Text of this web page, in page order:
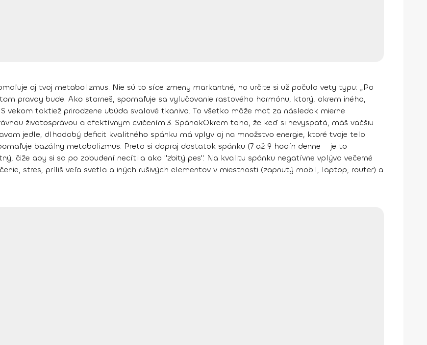
aj tvoj metabolizmus. Nie sú to síce zmeny markantné, no určite si už počula vety typu: „Po
pravdy bude. Ako starneš, spomaľuje sa vylučovanie rastového hormónu, ktorý, okrem iného,
vekom taktiež prirodzene ubúda svalové tkanivo. To všetko môže mať za následok mierne
životosprávou a efektívnym cvičením.3. SpánokOkrem toho, že keď si nevyspatá, máš väčšiu
jedle, dlhodobý deficit kvalitného spánku má vplyv aj na množstvo energie, ktoré tvoje telo
bazálny metabolizmus. Preto si dopraj dostatok spánku (7 až 9 hodín denne – je to
čiže aby si sa po zobudení necítila ako "zbitý pes". Na kvalitu spánku negatívne vplýva večerné
stres, príliš veľa svetla a iných rušivých elementov v miestnosti (zapnutý mobil, laptop, router) a